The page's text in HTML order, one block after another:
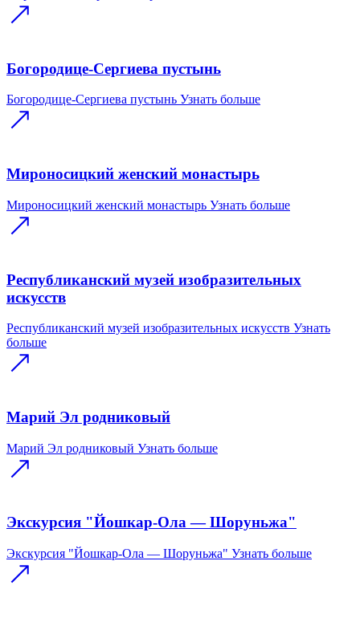
Богородице-Сергиева пустынь
Богородице-Сергиева пустынь Узнать больше
Мироносицкий женский монастырь
Мироносицкий женский монастырь Узнать больше
Республиканский музей изобразительных
искусств
Республиканский музей изобразительных искусств Узнать
больше
Марий Эл родниковый
Марий Эл родниковый Узнать больше
Экскурсия "Йошкар-Ола — Шоруньжа"
Экскурсия "Йошкар-Ола — Шоруньжа" Узнать больше